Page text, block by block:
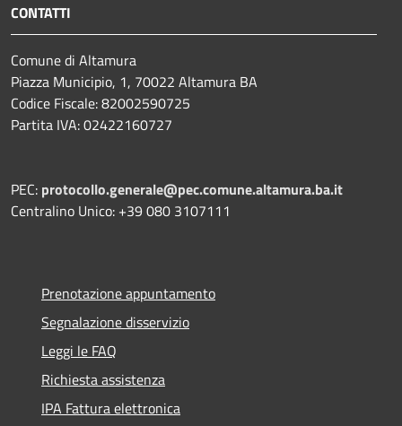
CONTATTI
Comune di Altamura
Piazza Municipio, 1, 70022 Altamura BA
Codice Fiscale: 82002590725
Partita IVA: 02422160727
PEC: protocollo.generale@pec.comune.altamura.ba.it
Centralino Unico: +39 080 3107111
Prenotazione appuntamento
Segnalazione disservizio
Leggi le FAQ
Richiesta assistenza
IPA Fattura elettronica